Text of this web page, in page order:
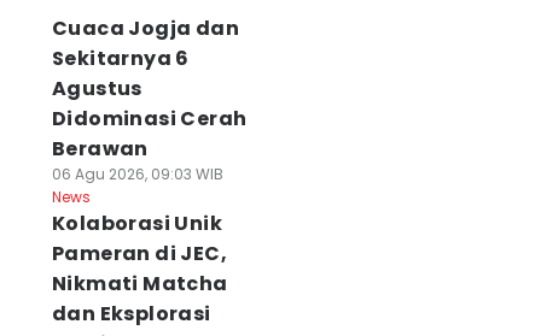
Cuaca Jogja dan
Sekitarnya 6
Agustus
Didominasi Cerah
Berawan
06 Agu 2026, 09:03 WIB
News
Kolaborasi Unik
Pameran di JEC,
Nikmati Matcha
dan Eksplorasi